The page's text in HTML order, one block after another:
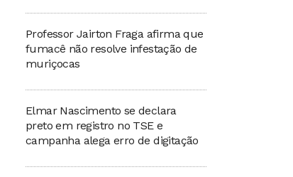
Professor Jairton Fraga afirma que
fumacê não resolve infestação de
muriçocas
Elmar Nascimento se declara
preto em registro no TSE e
campanha alega erro de digitação